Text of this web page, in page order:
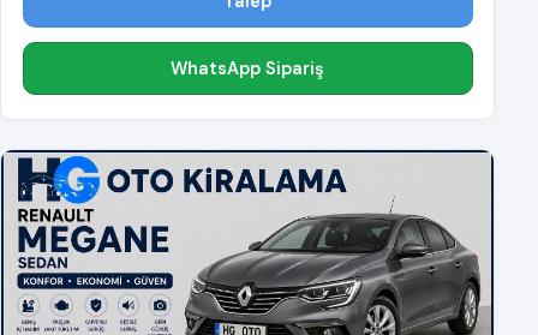
WhatsApp Sipariş